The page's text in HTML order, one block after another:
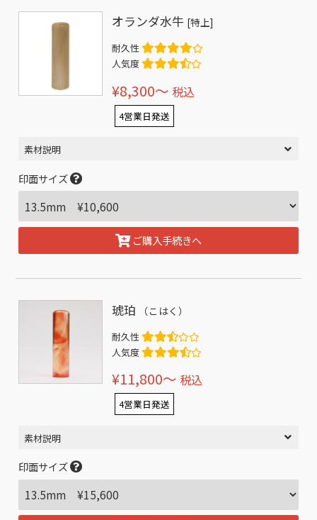
オランダ水牛 [特上]
耐久性
人気度
¥8,300〜 税込
4営業日発送
素材説明
印面サイズ
ご購入手続きへ
琥珀 （こはく）
耐久性
人気度
¥11,800〜 税込
4営業日発送
素材説明
印面サイズ